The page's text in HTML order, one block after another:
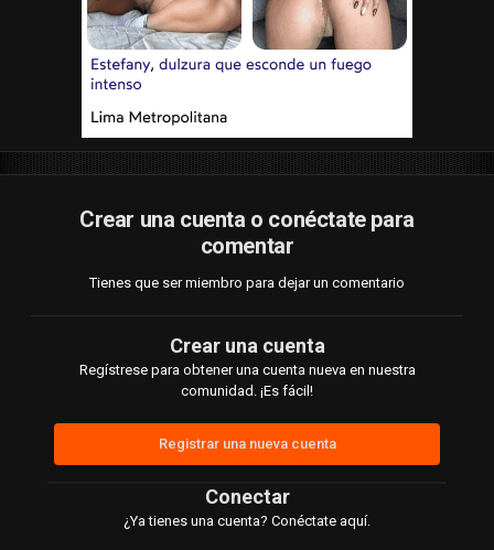
Crear una cuenta o conéctate para
comentar
Tienes que ser miembro para dejar un comentario
Crear una cuenta
Regístrese para obtener una cuenta nueva en nuestra
comunidad. ¡Es fácil!
Registrar una nueva cuenta
Conectar
¿Ya tienes una cuenta? Conéctate aquí.